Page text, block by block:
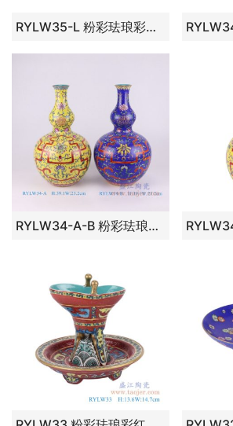
RYLW35-L 粉彩珐琅彩红蓝双胞胎扒花缠枝莲双将军罐大号 高：30直径：18.5口径：底径：12.5重量：2KG
RYLW34-A-B 粉彩珐琅彩蓝底黄底扒花缠枝莲葫芦瓶组合图 高：39.1直径：23.2口径：底径：12重量：3.5KG